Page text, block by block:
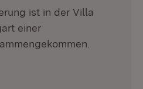
ist in der Villa
einer